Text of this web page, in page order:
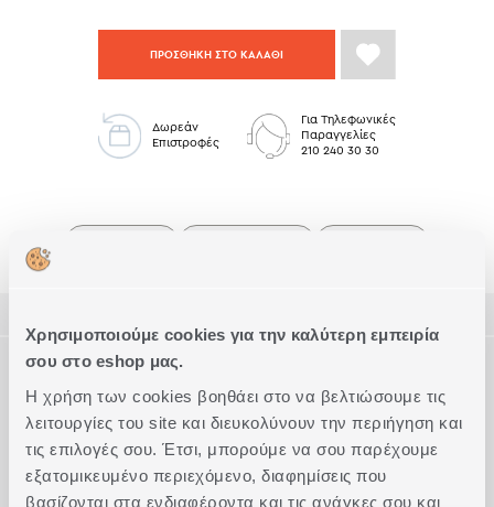
Χρησιμοποιούμε cookies για την καλύτερη εμπειρία
σου στο eshop μας.
Η χρήση των cookies βοηθάει στο να βελτιώσουμε τις
λειτουργίες του site και διευκολύνουν την περιήγηση και
τις επιλογές σου. Έτσι, μπορούμε να σου παρέχουμε
εξατομικευμένο περιεχόμενο, διαφημίσεις που
βασίζονται στα ενδιαφέροντα και τις ανάγκες σου και
ΠΡΟΣΘΗΚΗ ΣΤΟ ΚΑΛΑΘΙ
Δωρεάν
Επιστροφές
Για Τηλεφωνικές
Παραγγελίες
210 240 30 30
Αλέκιαστο τραπεζομάντηλο σε διάσταση 140x180cm, με
ύφασμα από 100% βαμβάκι, που έχει υποστεί ειδική
επεξεργασία αδιαβροχοποίησης.
Διαθέσιμο σε 3 διαστάσεις.
ΤΕΧΝΙΚΑ ΧΑΡΑΚΤΗΡΙΣΤΙΚΑ
Διάσταση 140x180
Ποιότητα 100% Βαμβάκι
Τύπος Αλέκιαστα
Συμπληρώστε το Look